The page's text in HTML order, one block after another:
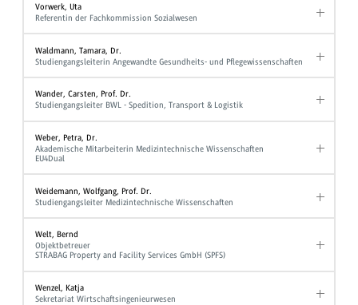
Vorwerk, Uta
Referentin der Fachkommission Sozialwesen
Waldmann, Tamara, Dr.
Studiengangsleiterin Angewandte Gesundheits- und Pflegewissenschaften
Wander, Carsten, Prof. Dr.
Studiengangsleiter BWL - Spedition, Transport & Logistik
Weber, Petra, Dr.
Akademische Mitarbeiterin Medizintechnische Wissenschaften
EU4Dual
Weidemann, Wolfgang, Prof. Dr.
Studiengangsleiter Medizintechnische Wissenschaften
Welt, Bernd
Objektbetreuer
STRABAG Property and Facility Services GmbH (SPFS)
Wenzel, Katja
Sekretariat Wirtschaftsingenieurwesen